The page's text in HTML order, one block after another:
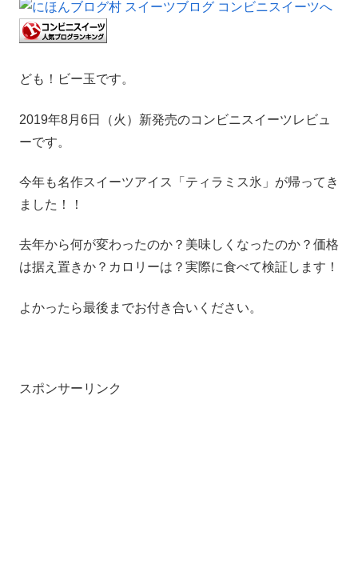
ども！ビー玉です。
2019年8月6日（火）新発売のコンビニスイーツレビュ
ーです。
今年も名作スイーツアイス「ティラミス氷」が帰ってき
ました！！
去年から何が変わったのか？美味しくなったのか？価格
は据え置きか？カロリーは？実際に食べて検証します！
よかったら最後までお付き合いください。
スポンサーリンク